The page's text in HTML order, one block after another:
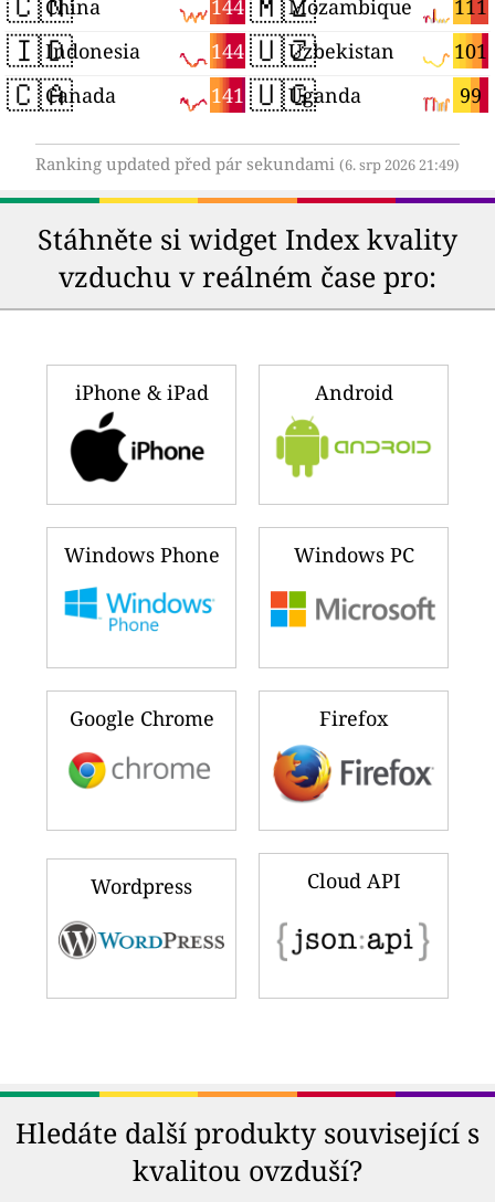
144
China
🇮🇩 144
Indonesia
🇨🇦 141
Canada
111
Mozambique
🇺🇿 101
Uzbekistan
🇺🇬 99
Uganda
Ranking updated před pár sekundami (6. srp 2026 21:49)
Stáhněte si widget Index kvality
vzduchu v reálném čase pro:
iPhone & iPad Android
Windows Phone Windows PC
Google Chrome Firefox
Wordpress Cloud API
Hledáte další produkty související s
kvalitou ovzduší?